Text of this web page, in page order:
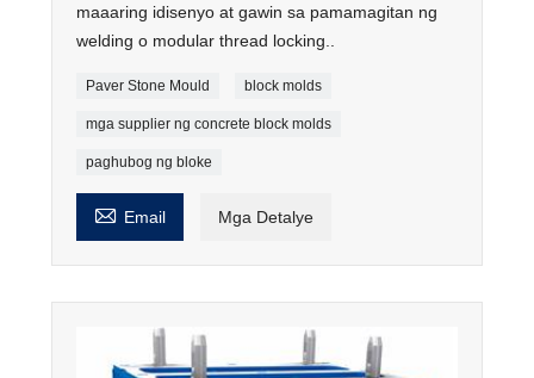
maaaring idisenyo at gawin sa pamamagitan ng
welding o modular thread locking..
Paver Stone Mould block molds
mga supplier ng concrete block molds
paghubog ng bloke
 Email Mga Detalye